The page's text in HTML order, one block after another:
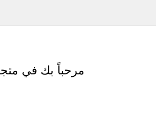
مرحباً بك في